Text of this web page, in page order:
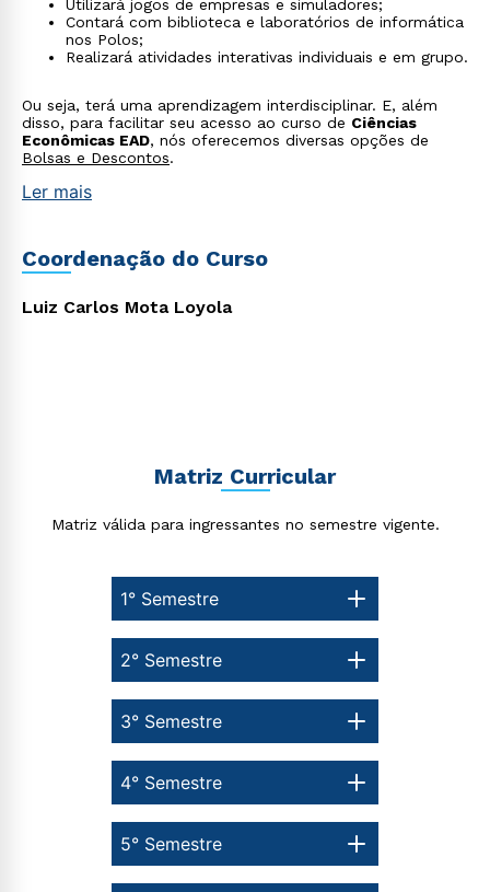
Utilizará jogos de empresas e simuladores;
Contará com biblioteca e laboratórios de informática
nos Polos;
Realizará atividades interativas individuais e em grupo.
Ou seja, terá uma aprendizagem interdisciplinar. E, além
disso, para facilitar seu acesso ao curso de Ciências
Econômicas EAD, nós oferecemos diversas opções de
Bolsas e Descontos.
Ler mais
Coordenação do Curso
Luiz Carlos Mota Loyola
Matriz Curricular
Matriz válida para ingressantes no semestre vigente.
1° Semestre
5° Semestre
4° Semestre
3° Semestre
2° Semestre
Rápido e fácil
ou
Estou de acordo com a
envio de conteúdos da Cruzeiro do Sul.